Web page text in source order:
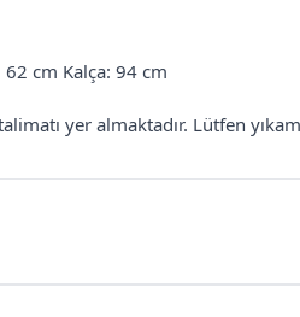
cm Kalça: 94 cm
yer almaktadır. Lütfen